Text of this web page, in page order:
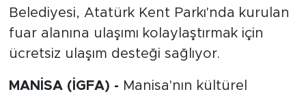
Belediyesi, Atatürk Kent Parkı'nda kurulan
fuar alanına ulaşımı kolaylaştırmak için
ücretsiz ulaşım desteği sağlıyor.
MANİSA (İGFA) - Manisa'nın kültürel